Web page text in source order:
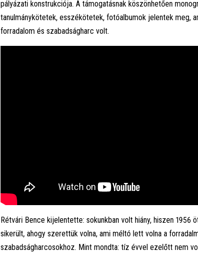
pályázati konstrukciója. A támogatásnak köszönhetően
tanulmánykötetek, esszékötetek, fotóalbumok jelentek meg,
forradalom és szabadságharc volt.
Rétvári Bence kijelentette: sokunkban volt hiány, hiszen 1956
sikerült, ahogy szerettük volna, ami méltó lett volna a
szabadságharcosokhoz. Mint mondta: tíz évvel ezelőtt nem